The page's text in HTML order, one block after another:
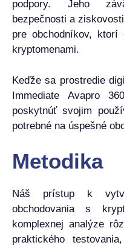
podpory. Jeho
bezpečnosti a
pre obchodníkov,
kryptomenami.
Keďže sa prostredie
Immediate Avapro
poskytnúť svojim
potrebné na úspešné
Metodika
Náš prístup k
obchodovania s
komplexnej analýze
praktického